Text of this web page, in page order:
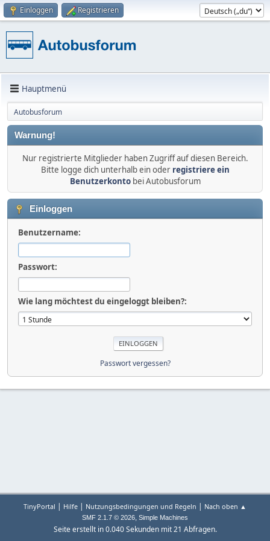
Einloggen Registrieren
Hauptmenü
Autobusforum
Warnung!
Nur registrierte Mitglieder haben Zugriff auf diesen Bereich.
Bitte logge dich unterhalb ein oder registriere ein
Benutzerkontobei Autobusforum
Einloggen
Benutzername:
Passwort:
Wie lang möchtest du eingeloggt bleiben?:
Passwort vergessen?
TinyPortal | Hilfe | Nutzungsbedingungen und Regeln | Nach oben ▲
SMF 2.1.7 © 2026, Simple Machines
Seite erstellt in 0.040 Sekunden mit 21 Abfragen.